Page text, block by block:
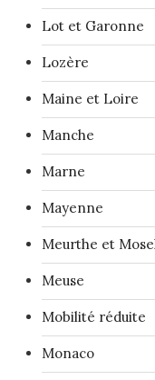
Lot et Garonne
Lozère
Maine et Loire
Manche
Marne
Mayenne
Meurthe et
Meuse
Mobilité réduite
Monaco